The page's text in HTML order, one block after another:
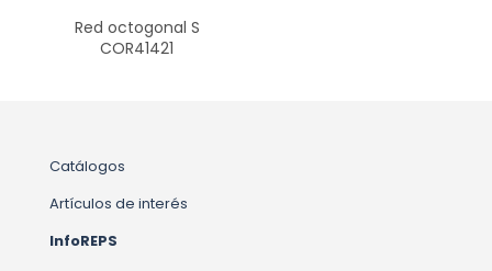
Red octogonal S
COR41421
Catálogos
Artículos de interés
InfoREPS